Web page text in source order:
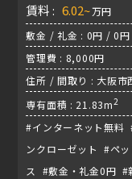
賃料 : 6.02~万円
敷金 / 礼金 : 0円 / 0円
管理費 : 8,000円
住所 / 間取り : 大阪市
専有面積 : 21.83m2
#インターネット無料
ンクローゼット #ペ
ス #敷金・礼金0円 #